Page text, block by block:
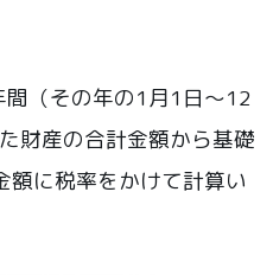
（その年の1月1日～12
財産の合計金額から基礎
に税率をかけて計算い